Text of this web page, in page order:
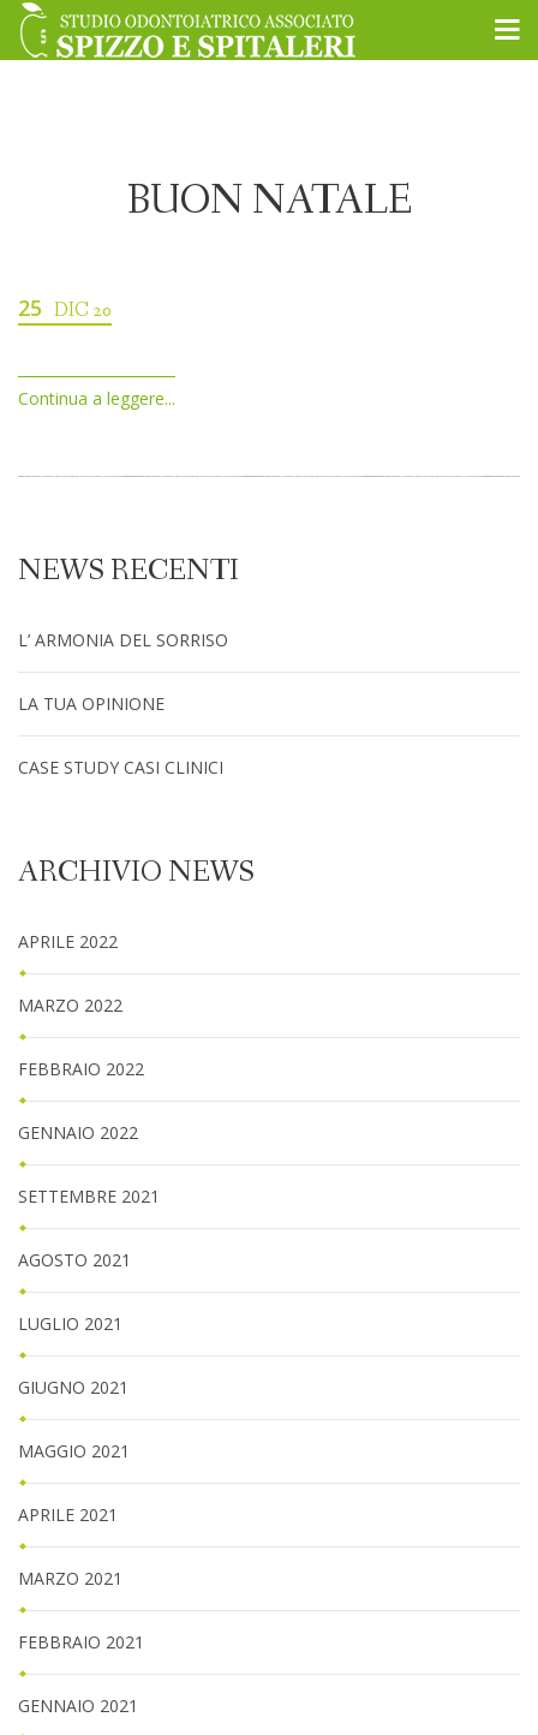
BUON NATALE
25 DIC 20
Continua a leggere...
NEWS RECENTI
L’ ARMONIA DEL SORRISO
LA TUA OPINIONE
CASE STUDY CASI CLINICI
ARCHIVIO NEWS
APRILE 2022
MARZO 2022
FEBBRAIO 2022
GENNAIO 2022
SETTEMBRE 2021
AGOSTO 2021
LUGLIO 2021
GIUGNO 2021
MAGGIO 2021
APRILE 2021
MARZO 2021
FEBBRAIO 2021
GENNAIO 2021